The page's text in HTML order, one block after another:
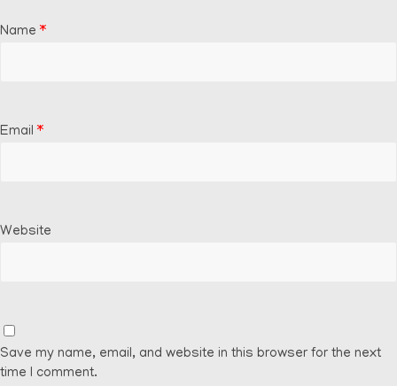
Name *
Email *
Website
Save my name, email, and website in this browser for the next
time I comment.